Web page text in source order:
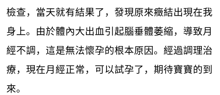
檢查，當天就有結果了，發現原來癥結出現在我
身上。由於體內大出血引起腦垂體萎縮，導致月
經不調，這是無法懷孕的根本原因。經過調理治
療，現在月經正常，可以試孕了，期待寶寶的到
來。